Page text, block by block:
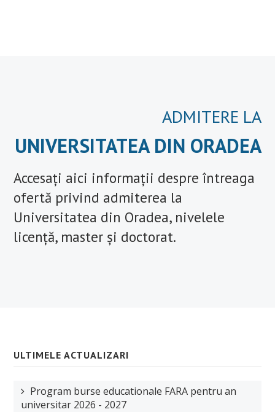
ADMITERE LA
UNIVERSITATEA DIN ORADEA
Accesați aici informații despre întreaga
ofertă privind admiterea la
Universitatea din Oradea, nivelele
licență, master și doctorat.
ULTIMELE ACTUALIZARI
Program burse educationale FARA pentru an
universitar 2026 - 2027